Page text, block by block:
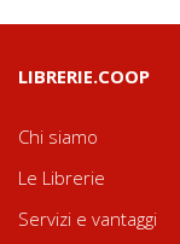
LIBRERIE.COOP
Chi siamo
Le Librerie
Servizi e vantaggi